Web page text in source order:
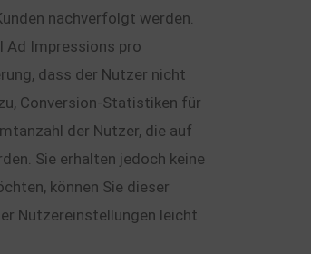
nachverfolgt werden.
Ad Impressions pro
dass der Nutzer nicht
Conversion-Statistiken für
der Nutzer, die auf
Sie erhalten jedoch keine
können Sie dieser
Nutzereinstellungen leicht